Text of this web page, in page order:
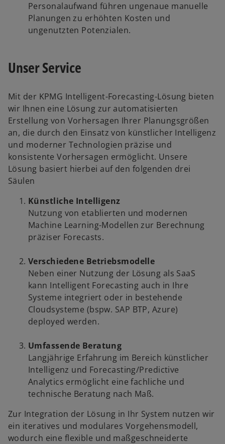
Personalaufwand führen ungenaue manuelle
Planungen zu erhöhten Kosten und
ungenutzten Potenzialen.
Unser Service
Mit der KPMG Intelligent-Forecasting-Lösung bieten
wir Ihnen eine Lösung zur automatisierten
Erstellung von Vorhersagen Ihrer Planungsgrößen
an, die durch den Einsatz von künstlicher Intelligenz
und moderner Technologien präzise und
konsistente Vorhersagen ermöglicht. Unsere
Lösung basiert hierbei auf den folgenden drei
Säulen
Künstliche Intelligenz
Nutzung von etablierten und modernen
Machine Learning-Modellen zur Berechnung
präziser Forecasts.
Verschiedene Betriebsmodelle
Neben einer Nutzung der Lösung als SaaS
kann Intelligent Forecasting auch in Ihre
Systeme integriert oder in bestehende
Cloudsysteme (bspw. SAP BTP, Azure)
deployed werden.
Umfassende Beratung
Langjährige Erfahrung im Bereich künstlicher
Intelligenz und Forecasting/Predictive
Analytics ermöglicht eine fachliche und
technische Beratung nach Maß.
Zur Integration der Lösung in Ihr System nutzen wir
ein iteratives und modulares Vorgehensmodell,
wodurch eine flexible und maßgeschneiderte
i